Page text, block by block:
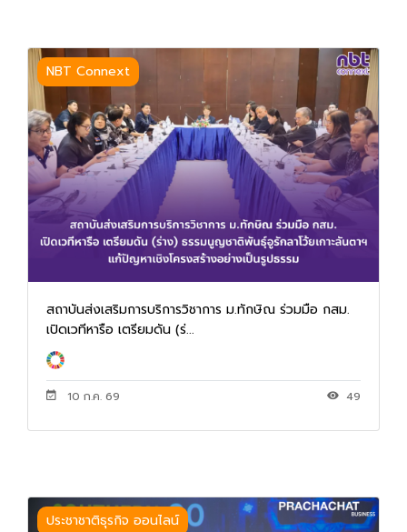
NBT Connext
สถาบันส่งเสริมการบริการวิชาการ ม.ทักษิณ ร่วมมือ กสม.
เปิดเวทีหารือ เตรียมดัน (ร่...
10 ก.ค. 69 49
ประชาชาติธุรกิจ ออนไลน์